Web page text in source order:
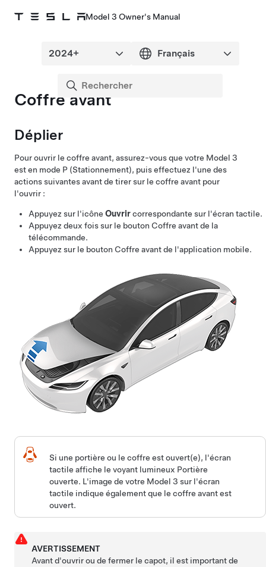
Model 3 Owner's Manual
Coffre avant
Déplier
Pour ouvrir le coffre avant, assurez-vous que votre Model 3
est en mode P (Stationnement), puis effectuez l'une des
actions suivantes avant de tirer sur le coffre avant pour
l'ouvrir :
Appuyez sur l'icône Ouvrircorrespondante sur l'écran tactile.
Appuyez deux fois sur le bouton Coffre avant de la
télécommande.
Appuyez sur le bouton Coffre avant de l'application mobile.
Si une portière ou le coffre est ouvert(e), l'écran
tactile affiche le voyant lumineux Portière
ouverte. L'image de votre Model 3 sur l'écran
tactile indique également que le coffre avant est
ouvert.
AVERTISSEMENT
Avant d'ouvrir ou de fermer le capot, il est important de